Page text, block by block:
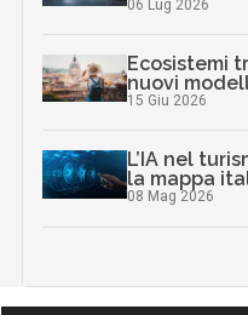
06 Lug 2026
Ecosistemi
nuovi
15 Giu 2026
L’IA nel
la mappa
08 Mag 2026